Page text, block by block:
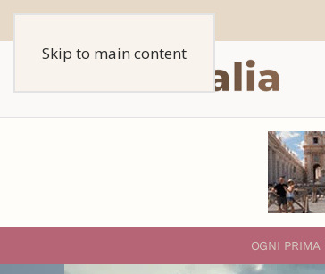
Skip to main content
OGNI PRIMA